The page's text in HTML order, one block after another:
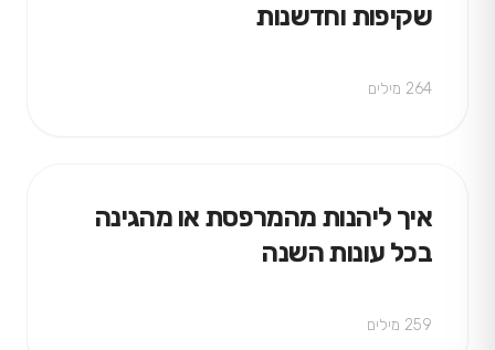
שקיפות וחדשנות
264 מילים
איך ליהנות מהמרפסת או מהגינה
בכל עונות השנה
259 מילים